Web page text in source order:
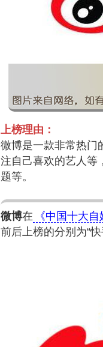
上榜理由：
微博是一款非常热门
注自己喜欢的艺人等
题等。
微博在 《中国十大自
前后上榜的分别为“快